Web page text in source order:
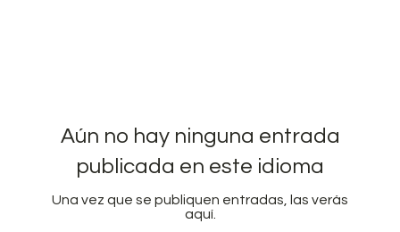
Aún no hay ninguna entrada
publicada en este idioma
Una vez que se publiquen entradas, las verás
aquí.